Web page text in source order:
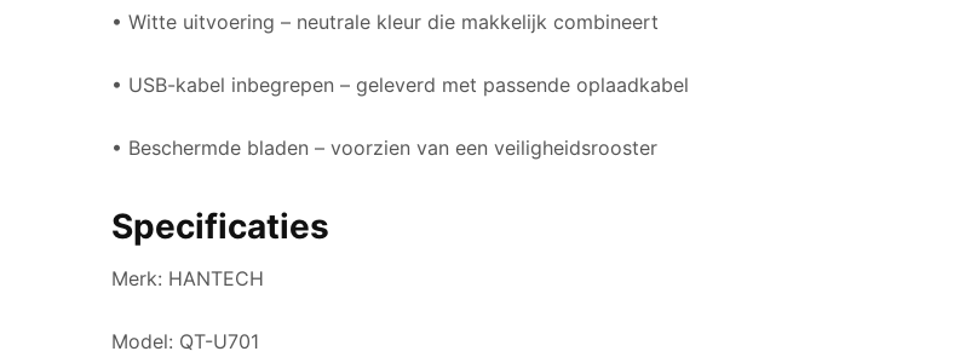
• Witte uitvoering – neutrale kleur die makkelijk combineert
• USB-kabel inbegrepen – geleverd met passende oplaadkabel
• Beschermde bladen – voorzien van een veiligheidsrooster
Specificaties
Merk: HANTECH
Model: QT-U701